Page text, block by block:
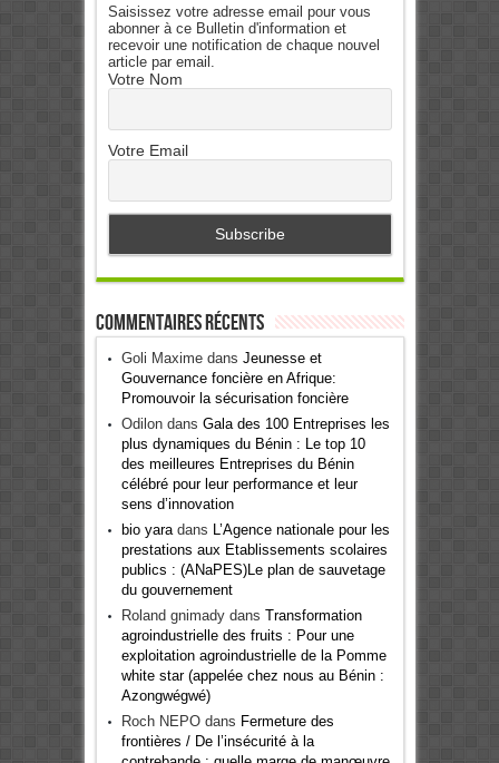
Saisissez votre adresse email pour vous
abonner à ce Bulletin d'information et
recevoir une notification de chaque nouvel
article par email.
Votre Nom
Votre Email
Commentaires récents
Goli Maximedans Jeunesse et
Gouvernance foncière en Afrique:
Promouvoir la sécurisation foncière
Odilondans Gala des 100 Entreprises les
plus dynamiques du Bénin : Le top 10
des meilleures Entreprises du Bénin
célébré pour leur performance et leur
sens d’innovation
bio yaradans L’Agence nationale pour les
prestations aux Etablissements scolaires
publics : (ANaPES)Le plan de sauvetage
du gouvernement
Roland gnimadydans Transformation
agroindustrielle des fruits : Pour une
exploitation agroindustrielle de la Pomme
white star (appelée chez nous au Bénin :
Azongwégwé)
Roch NEPOdans Fermeture des
frontières / De l’insécurité à la